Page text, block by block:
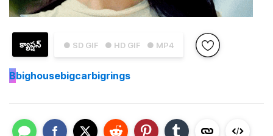
● SD GIF ● HD GIF ● MP4
క్యాప్షన్
Bbighousebigcarbigrings